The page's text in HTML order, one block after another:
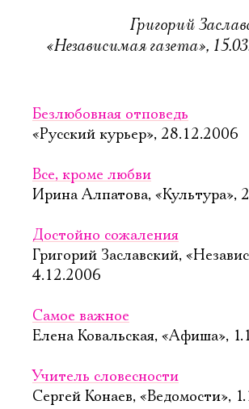
Григорий
«Независимая газета»,
Безлюбовная отповедь
«Русский курьер», 28.12.2006
Все, кроме любви
Ирина Алпатова, «Культура»,
Достойно сожаления
Григорий Заславский,
4.12.2006
Самое важное
Елена Ковальская, «Афиша»,
Учитель словесности
Сергей Конаев, «Ведомости»,